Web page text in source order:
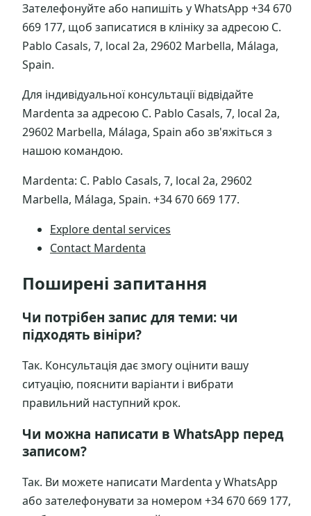
Зателефонуйте або напишіть у WhatsApp +34 670
669 177, щоб записатися в клініку за адресою C.
Pablo Casals, 7, local 2a, 29602 Marbella, Málaga,
Spain.
Для індивідуальної консультації відвідайте
Mardenta за адресою C. Pablo Casals, 7, local 2a,
29602 Marbella, Málaga, Spain або зв'яжіться з
нашою командою.
Mardenta: C. Pablo Casals, 7, local 2a, 29602
Marbella, Málaga, Spain. +34 670 669 177.
Explore dental services
Contact Mardenta
Поширені запитання
Чи потрібен запис для теми: чи
підходять вініри?
Так. Консультація дає змогу оцінити вашу
ситуацію, пояснити варіанти і вибрати
правильний наступний крок.
Чи можна написати в WhatsApp перед
записом?
Так. Ви можете написати Mardenta у WhatsApp
або зателефонувати за номером +34 670 669 177,